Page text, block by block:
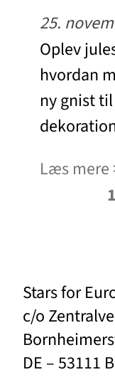
25.
Oplev
hvordan
ny gnist
Læs mere
1
Stars for
c/o
DE – 53111